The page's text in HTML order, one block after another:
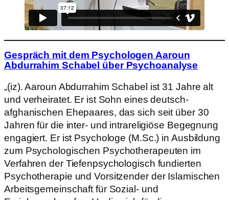
Gespräch mit dem Psychologen Aaroun
Abdurrahim Schabel über Psychoanalyse
„(iz). Aaroun Abdurrahim Schabel ist 31 Jahre alt
und verheiratet. Er ist Sohn eines deutsch-
afghanischen Ehepaares, das sich seit über 30
Jahren für die inter- und intrareligiöse Begegnung
engagiert. Er ist Psychologe (M.Sc.) in Ausbildung
zum Psychologischen Psychotherapeuten im
Verfahren der Tiefenpsychologisch fundierten
Psychotherapie und Vorsitzender der Islamischen
Arbeitsgemeinschaft für Sozial- und